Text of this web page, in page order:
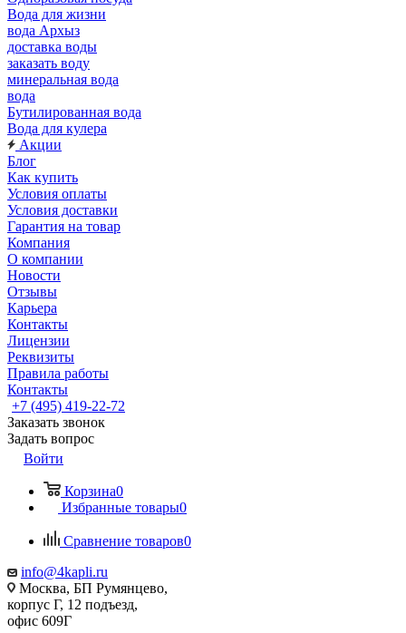
Вода для жизни
вода Архыз
доставка воды
заказать воду
минеральная вода
вода
Бутилированная вода
Вода для кулера
Акции
Блог
Как купить
Условия оплаты
Условия доставки
Гарантия на товар
Компания
О компании
Новости
Отзывы
Карьера
Контакты
Лицензии
Реквизиты
Правила работы
Контакты
+7 (495) 419-22-72
Заказать звонок
Задать вопрос
Войти
Корзина0
Избранные товары0
Сравнение товаров0
info@4kapli.ru
Москва, БП Румянцево,
корпус Г, 12 подъезд,
офис 609Г